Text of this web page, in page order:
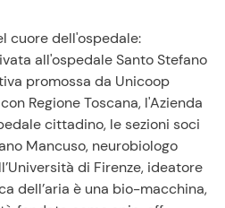
cuore dell'ospedale:
all'ospedale Santo Stefano
promossa da Unicoop
Regione Toscana, l'Azienda
cittadino, le sezioni soci
Mancuso, neurobiologo
di Firenze, ideatore
dell’aria è una bio-macchina,